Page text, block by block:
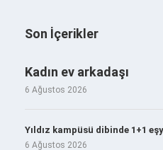
Son İçerikler
Kadın ev arkadaşı
6 Ağustos 2026
Yıldız kampüsü dibinde 1+1
6 Ağustos 2026